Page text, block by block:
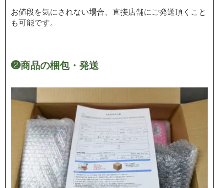
お値段を気にされない場合、直接店舗にご発送頂くこと
も可能です。
❷商品の梱包・発送